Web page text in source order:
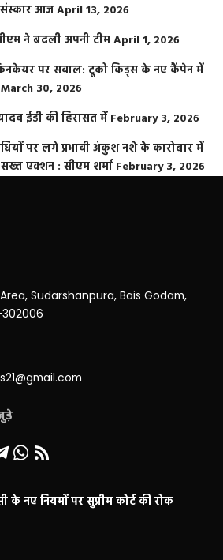
आजApril 13, 2026
ने बदली अपनी टीमApril 1, 2026
पर सवाल: टूको किड्स के नए कैंपेन में
March 30, 2026
ईडी की हिरासत में February 3, 2026
पर लगे प्रभावी अंकुश नशे के कारोबार में
सख्त एक्शन : सीएम शर्मा February 3, 2026
Sudarshanpura, Bais Godam,
के नए नियमों पर सुप्रीम कोर्ट की रोक